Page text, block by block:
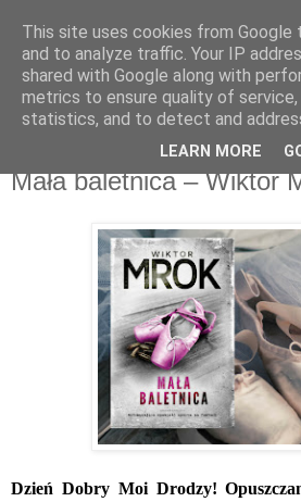
Recenzje na
Portal kulturalny - książki, recenzje,
środa, 6 czerwca 2018
Mała baletnica – Wiktor
Dzień Dobry Moi Drodzy!
This site uses cookies from
and to analyze traffic. Your IP
shared with Google along with
metrics to ensure quality of service,
statistics, and to detect and
LEARN MORE